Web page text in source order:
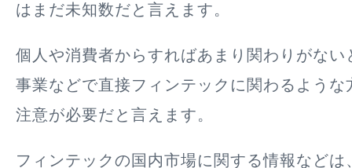
はまだ未知数だと言えます。
個人や消費者からすればあまり関わりがない
事業などで直接フィンテックに関わるような
注意が必要だと言えます。
フィンテックの国内市場に関する情報など